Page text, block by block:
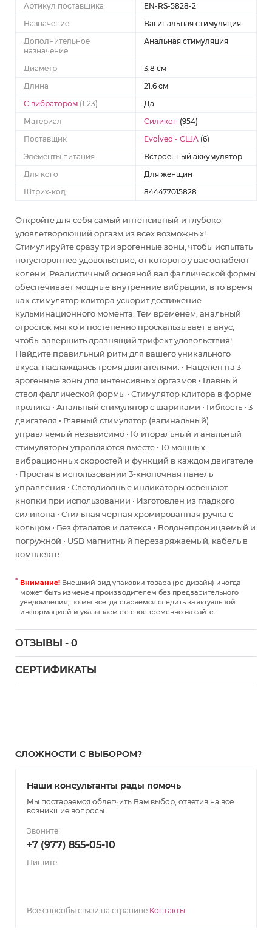
Артикул поставщика
EN-RS-5828-2
Назначение
Вагинальная стимуляция
Дополнительное
назначение
Анальная стимуляция
Диаметр
3.8 см
Длина
21.6 см
С вибратором (1123)
Да
Материал
Силикон (954)
Поставщик
Evolved - США (6)
Элементы питания
Встроенный аккумулятор
Для кого
Для женщин
Штрих-код
844477015828
Откройте для себя самый интенсивный и глубоко
удовлетворяющий оргазм из всех возможных!
Стимулируйте сразу три эрогенные зоны, чтобы испытать
потустороннее удовольствие, от которого у вас ослабеют
колени. Реалистичный основной вал фаллической формы
обеспечивает мощные внутренние вибрации, в то время
как стимулятор клитора ускорит достижение
кульминационного момента. Тем временем, анальный
отросток мягко и постепенно проскальзывает в анус,
чтобы завершить дразнящий трифект удовольствия!
Найдите правильный ритм для вашего уникального
вкуса, наслаждаясь тремя двигателями. • Нацелен на 3
эрогенные зоны для интенсивных оргазмов • Главный
ствол фаллической формы • Стимулятор клитора в форме
кролика • Анальный стимулятор с шариками • Гибкость • 3
двигателя • Главный стимулятор (вагинальный)
управляемый независимо • Клиторальный и анальный
стимуляторы управляются вместе • 10 мощных
вибрационных скоростей и функций в каждом двигателе
• Простая в использовании 3-кнопочная панель
управления • Светодиодные индикаторы освещают
кнопки при использовании • Изготовлен из гладкого
силикона • Стильная черная хромированная ручка с
кольцом • Без фталатов и латекса • Водонепроницаемый и
погружной • USB магнитный перезаряжаемый, кабель в
комплекте
Внимание! Внешний вид упаковки товара (ре-дизайн) иногда
может быть изменен производителем без предварительного
уведомления, но мы всегда стараемся следить за актуальной
информацией и указываем ее своевременно на сайте.
ОТЗЫВЫ - 0
СЕРТИФИКАТЫ
СЛОЖНОСТИ С ВЫБОРОМ?
Наши консультанты рады помочь
Мы постараемся облегчить Вам выбор, ответив на все
возникшие вопросы.
Звоните!
+7 (977) 855-05-10
Пишите!
Все способы связи на странице Контакты